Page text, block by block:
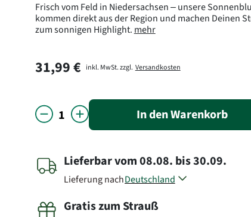
Frisch vom Feld in Niedersachsen – unsere
kommen direkt aus der Region und machen Deinen
zum sonnigen Highlight. mehr
31,99 € inkl. MwSt. zzgl. Versandkosten
In den Warenkorb
Lieferbarvom08.08. bis30.09.
Lieferung nachDeutschland
Belgien
Gratis zum Strauß